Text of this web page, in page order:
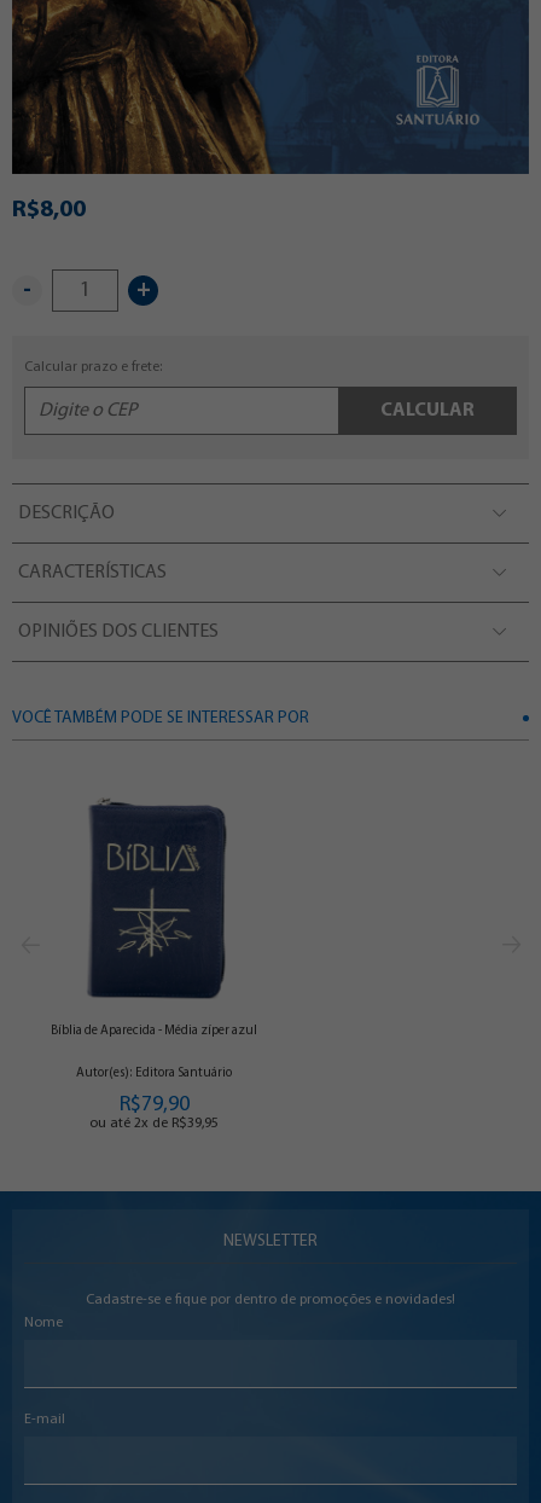
R$8,00
- +
Calcular prazo e frete:
CALCULAR
DESCRIÇÃO
CARACTERÍSTICAS
OPINIÕES DOS CLIENTES
VOCÊ TAMBÉM PODE SE INTERESSAR POR
Bíblia de Aparecida - Média zíper azul
Autor(es): Editora Santuário
R$79,90
ou até 2x de R$39,95
NEWSLETTER
Cadastre-se e fique por dentro de promoções e novidades!
Nome
E-mail